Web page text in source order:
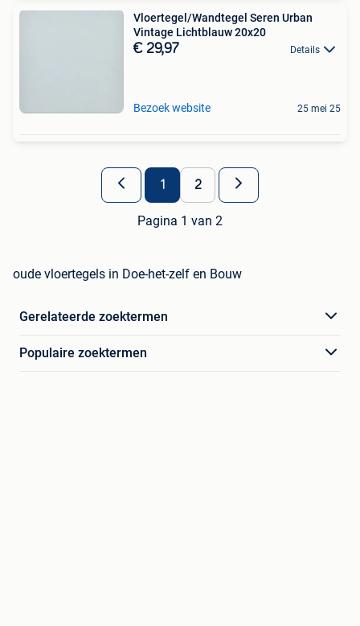
Vloertegel/Wandtegel Seren Urban
Vintage Lichtblauw 20x20
€ 29,97 Details
Bezoek website 25 mei 25
1 2
Pagina 1 van 2
oude vloertegels in Doe-het-zelf en Bouw
Gerelateerde zoektermen
Populaire zoektermen